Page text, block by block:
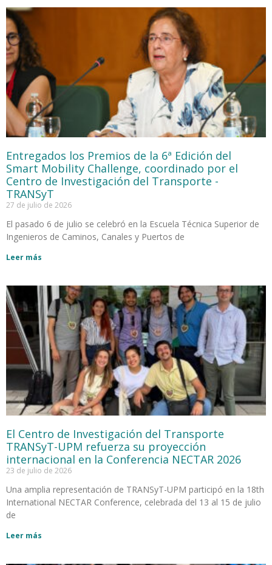
Entregados los Premios de la 6ª Edición del
Smart Mobility Challenge, coordinado por el
Centro de Investigación del Transporte -
TRANSyT
27 de julio de 2026
El pasado 6 de julio se celebró en la Escuela Técnica Superior de
Ingenieros de Caminos, Canales y Puertos de
Leer más
El Centro de Investigación del Transporte
TRANSyT-UPM refuerza su proyección
internacional en la Conferencia NECTAR 2026
23 de julio de 2026
Una amplia representación de TRANSyT-UPM participó en la 18th
International NECTAR Conference, celebrada del 13 al 15 de julio
de
Leer más